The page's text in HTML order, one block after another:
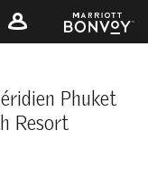
Phuket
Resort